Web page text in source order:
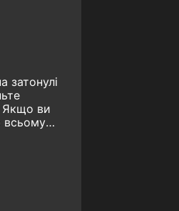
затонулі
Якщо ви
всьому